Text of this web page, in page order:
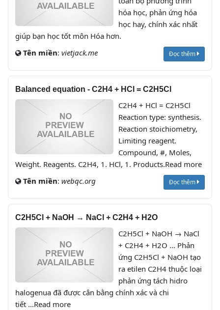
hóa học, phản ứng hóa
học hay, chính xác nhất
giúp bạn học tốt môn Hóa hơn.
Tên miền: vietjack.me Đọc thêm
Balanced equation - C2H4 + HCl = C2H5Cl
C2H4 + HCl = C2H5Cl
Reaction type: synthesis.
Reaction stoichiometry,
Limiting reagent.
Compound, #, Moles,
Weight. Reagents. C2H4, 1. HCl, 1. Products.Read more
Tên miền: webqc.org Đọc thêm
C2H5Cl + NaOH → NaCl + C2H4 + H2O
C2H5Cl + NaOH → NaCl
+ C2H4 + H2O ... Phản
ứng C2H5Cl + NaOH tạo
ra etilen C2H4 thuộc loại
phản ứng tách hidro
halogenua đã được cân bằng chính xác và chi
tiết ...Read more